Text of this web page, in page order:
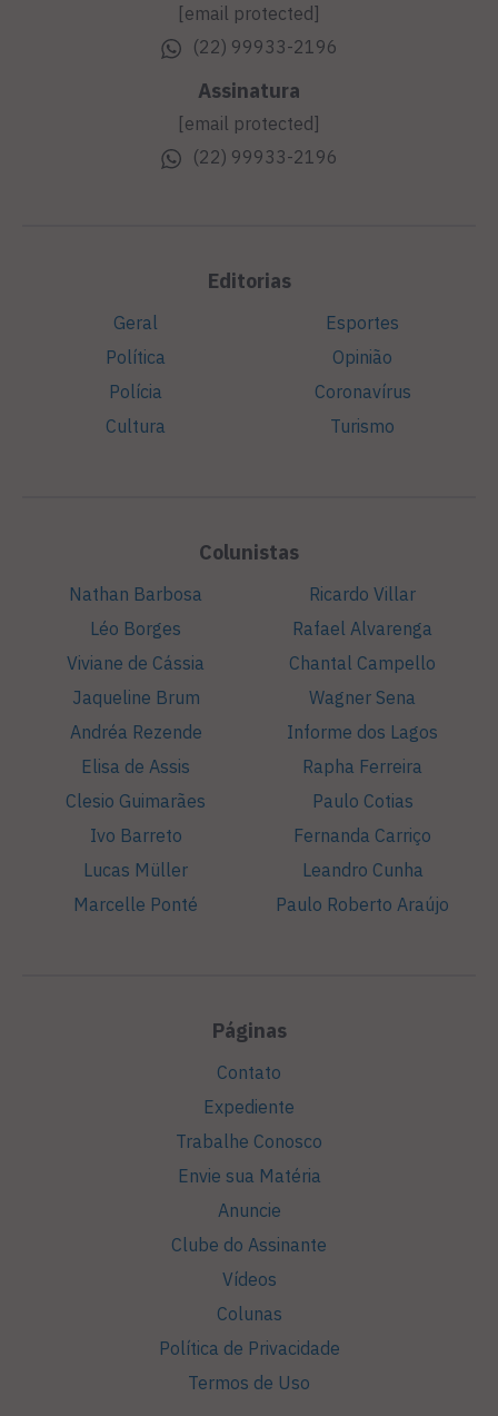
[email protected]
(22) 99933-2196
Assinatura
[email protected]
(22) 99933-2196
Editorias
Geral
Política
Polícia
Cultura
Esportes
Opinião
Coronavírus
Turismo
Colunistas
Nathan Barbosa
Léo Borges
Viviane de Cássia
Jaqueline Brum
Andréa Rezende
Elisa de Assis
Clesio Guimarães
Ivo Barreto
Lucas Müller
Marcelle Ponté
Ricardo Villar
Rafael Alvarenga
Chantal Campello
Wagner Sena
Informe dos Lagos
Rapha Ferreira
Paulo Cotias
Fernanda Carriço
Leandro Cunha
Paulo Roberto Araújo
Páginas
Contato
Expediente
Trabalhe Conosco
Envie sua Matéria
Anuncie
Clube do Assinante
Vídeos
Colunas
Política de Privacidade
Termos de Uso